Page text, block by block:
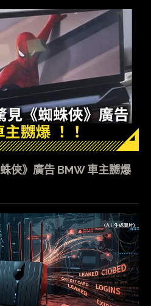
俠》廣告 BMW 車主嬲爆